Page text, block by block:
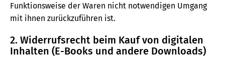
Funktionsweise der Waren nicht notwendigen Umgang
mit ihnen zurückzuführen ist.
2. Widerrufsrecht beim Kauf von digitalen
Inhalten (E-Books und andere Downloads)